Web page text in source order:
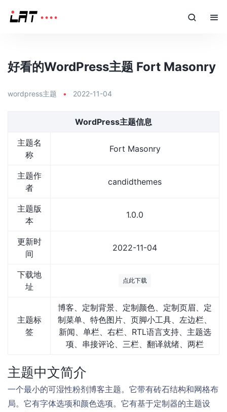
好看的WordPress主题 Fort Masonry
wordpress主题 • 2022-11-04
WordPress主题信息
主题名
称
Fort Masonry
主题作
者
candidthemes
主题版
本
1.0.0
更新时
间
2022-11-04
下载地
址
点此下载
主题标
签
博客、定制背景、定制颜色、定制页眉、定
制菜单、特色图片、页脚小工具、左边栏、
新闻、单栏、右栏、RTL语言支持、主题选
项、串接评论、三栏、翻译就绪、两栏
主题中文简介
一个最小的可湿性粉剂博客主题。它带有砖石结构和网格布
局。它有字体选项和颜色选项。它有基于定制器的主题设